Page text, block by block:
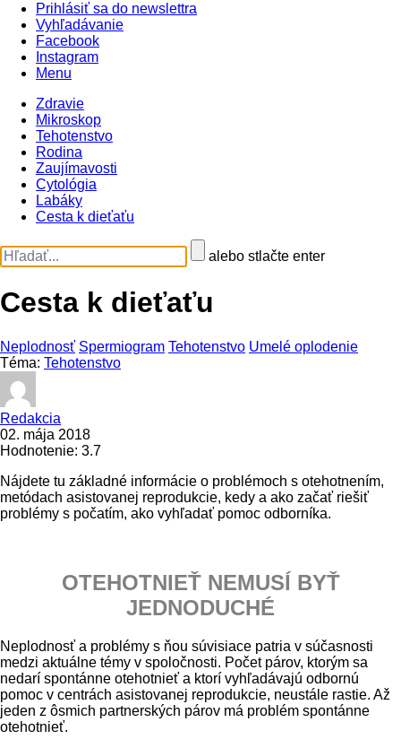
Prihlásiť sa do newslettra
Vyhľadávanie
Facebook
Instagram
Menu
Zdravie
Mikroskop
Tehotenstvo
Rodina
Zaujímavosti
Cytológia
Labáky
Cesta k dieťaťu
alebo stlačte enter
Cesta k dieťaťu
Neplodnosť Spermiogram Tehotenstvo Umelé oplodenie
Téma: Tehotenstvo
Redakcia
02. mája 2018
Hodnotenie: 3.7
Nájdete tu základné informácie o problémoch s otehotnením,
metódach asistovanej reprodukcie, kedy a ako začať riešiť
problémy s počatím, ako vyhľadať pomoc odborníka.
OTEHOTNIEŤ NEMUSÍ BYŤ
JEDNODUCHÉ
Neplodnosť a problémy s ňou súvisiace patria v súčasnosti
medzi aktuálne témy v spoločnosti. Počet párov, ktorým sa
nedarí spontánne otehotnieť a ktorí vyhľadávajú odbornú
pomoc v centrách asistovanej reprodukcie, neustále rastie. Až
jeden z ôsmich partnerských párov má problém spontánne
otehotnieť.